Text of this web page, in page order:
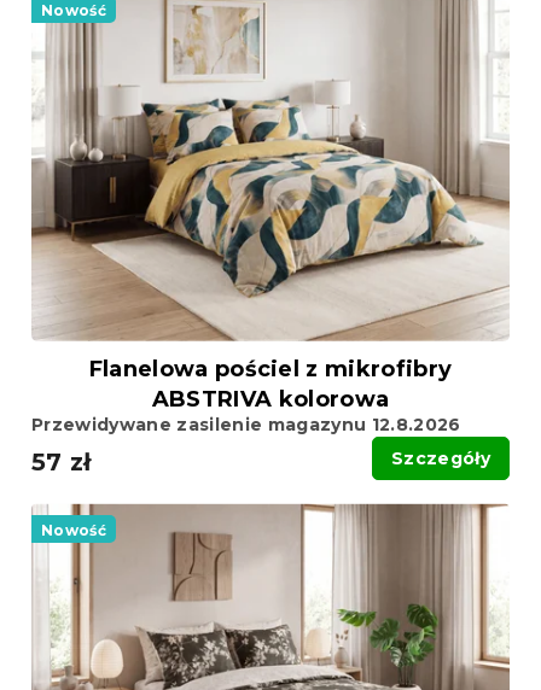
n
p
o
k
p
o
u
k
w
Nowość
Flanelowa pościel z mikrofibry
ABSTRIVA kolorowa
Przewidywane zasilenie magazynu 12.8.2026
57 zł Szczegóły
Nowość